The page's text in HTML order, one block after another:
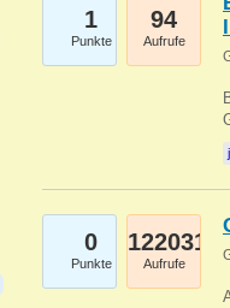
1
Punkte
94
Aufrufe
0
Punkte
122031
Aufrufe